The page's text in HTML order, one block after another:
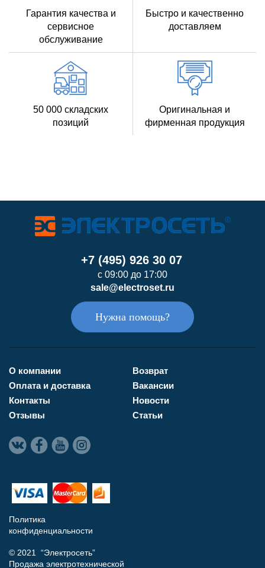
Гарантия качества и
сервисное
обслуживание
Быстро и качественно
доставляем
50 000 складских
позиций
Оригинальная и
фирменная продукция
+7 (495) 926 30 07
с 09:00 до 17:00
sale@electroset.ru
Нужна помощь?
О компании
Оплата и доставка
Контакты
Отзывы
Возврат
Вакансии
Новости
Статьи
Политика
конфиденциальности
© 2021 “Электросеть”
Продажа электротехнической